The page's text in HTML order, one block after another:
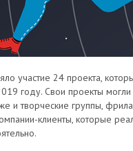
участие 24 проекта,
году. Свои проекты могли
и творческие группы,
клиенты, которые